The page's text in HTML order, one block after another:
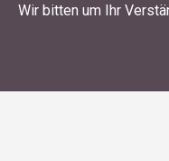
Wir bitten um Ihr